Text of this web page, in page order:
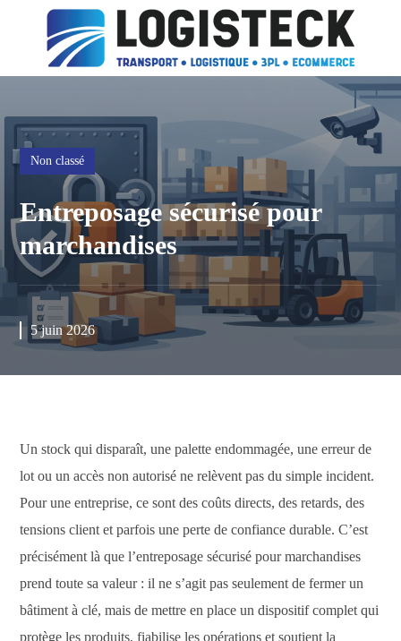
Non classé
Entreposage sécurisé pour
marchandises
5 juin 2026
Un stock qui disparaît, une palette endommagée, une erreur de
lot ou un accès non autorisé ne relèvent pas du simple incident.
Pour une entreprise, ce sont des coûts directs, des retards, des
tensions client et parfois une perte de confiance durable. C’est
précisément là que l’entreposage sécurisé pour marchandises
prend toute sa valeur : il ne s’agit pas seulement de fermer un
bâtiment à clé, mais de mettre en place un dispositif complet qui
protège les produits, fiabilise les opérations et soutient la